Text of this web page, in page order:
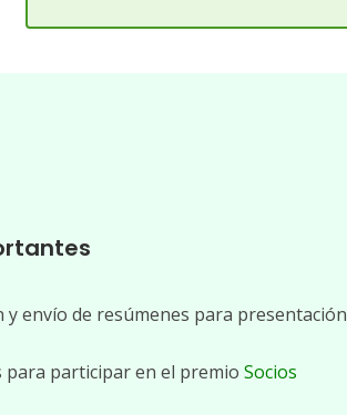
y envío de resúmenes para presentación
para participar en el premioSocios